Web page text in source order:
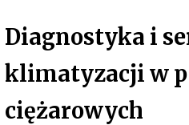
Diagnostyka i
klimatyzacji w
ciężarowych